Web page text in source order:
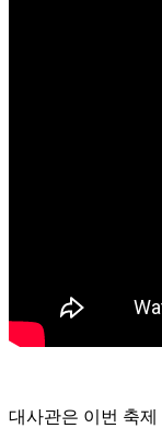
대사관은 이번 축제